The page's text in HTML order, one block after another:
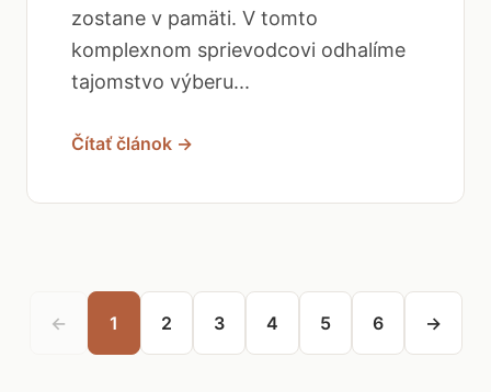
zostane v pamäti. V tomto
komplexnom sprievodcovi odhalíme
tajomstvo výberu...
Čítať článok →
← 1 2 3 4 5 6 →